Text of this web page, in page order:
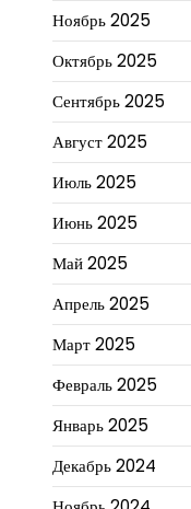
Ноябрь 2025
Октябрь 2025
Сентябрь 2025
Август 2025
Июль 2025
Июнь 2025
Май 2025
Апрель 2025
Март 2025
Февраль 2025
Январь 2025
Декабрь 2024